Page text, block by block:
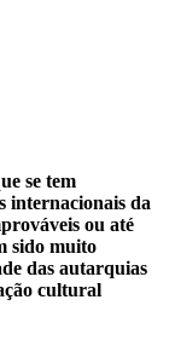
se tem
internacionais da
ou até
sido muito
das autarquias
cultural